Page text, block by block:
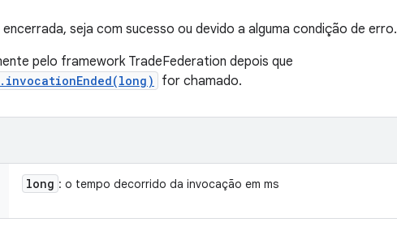
seja com sucesso ou devido a alguma condição de erro.
pelo framework TradeFederation depois que
for chamado.
long : o tempo decorrido da invocação em ms